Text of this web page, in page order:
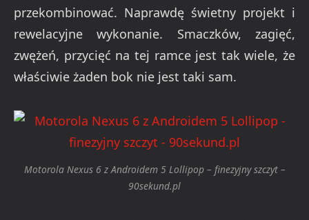
przekombinować. Naprawdę świetny projekt i
rewelacyjne wykonanie. Smaczków, zagięć,
zwężeń, przycięć na tej ramce jest tak wiele, że
właściwie żaden bok nie jest taki sam.
Motorola Nexus 6 z Androidem 5 Lollipop – finezyjny szczyt –
90sekund.pl